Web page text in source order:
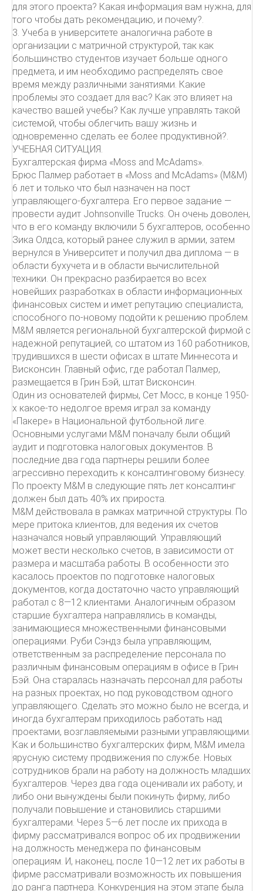
для этого проекта? Какая информация вам нужна, для
того чтобы дать рекомендацию, и почему?.
3. Учеба в университете аналогична работе в
организации с матричной структурой, так как
большинство студентов изучает больше одного
предмета, и им необходимо распределять свое
время между различными занятиями. Какие
проблемы это создает для вас? Как это влияет на
качество вашей учебы? Как лучше управлять такой
системой, чтобы облегчить вашу жизнь и
одновременно сделать ее более продуктивной?.
УЧЕБНАЯ СИТУАЦИЯ.
Бухгалтерская фирма «Moss and McAdams».
Брюс Палмер работает в «Moss and McAdams» (М&М)
6 лет и только что был назначен на пост
управляющего-бухгалтера. Его первое задание —
провести аудит Johnsonville Trucks. Он очень доволен,
что в его команду включили 5 бухгалтеров, особенно
Зика Олдса, который ранее служил в армии, затем
вернулся в Университет и получил два диплома — в
области бухучета и в области вычислительной
техники. Он прекрасно разбирается во всех
новейших разработках в области информационных
финансовых систем и имет репутацию специалиста,
способного по-новому подойти к решению проблем.
М&М является региональной бухгалтерской фирмой с
надежной репутацией, со штатом из 160 работников,
трудившихся в шести офисах в штате Миннесота и
Висконсин. Главный офис, где работал Палмер,
размещается в Грин Бэй, штат Висконсин.
Один из основателей фирмы, Сет Мосс, в конце 1950-
х какое-то недолгое время играл за команду
«Пакере» в Национальной футбольной лиге.
Основными услугами М&М поначалу были общий
аудит и подготовка налоговых документов. В
последние два года партнеры решили более
агрессивно переходить к консалтинговому бизнесу.
По проекту М&М в следующие пять лет консалтинг
должен был дать 40% их прироста.
М&М действовала в рамках матричной структуры. По
мере притока клиентов, для ведения их счетов
назначался новый управляющий. Управляющий
может вести несколько счетов, в зависимости от
размера и масштаба работы. В особенности это
касалось проектов по подготовке налоговых
документов, когда достаточно часто управляющий
работал с 8—12 клиентами. Аналогичным образом
старшие бухгалтера направлялись в команды,
занимающиеся множественными финансовыми
операциями. Руби Сэндз была управляющим,
ответственным за распределение персонала по
различным финансовым операциям в офисе в Грин
Бэй. Она старалась назначать персонал для работы
на разных проектах, но под руководством одного
управляющего. Сделать это можно было не всегда, и
иногда бухгалтерам приходилось работать над
проектами, возглавляемыми разными управляющими.
Как и большинство бухгалтерских фирм, М&М имела
ярусную систему продвижения по службе. Новых
сотрудников брали на работу на должность младших
бухгалтеров. Через два года оценивали их работу, и
либо они вынуждены были покинуть фирму, либо
получали повышение и становились старшими
бухгалтерами. Через 5—6 лет после их прихода в
фирму рассматривался вопрос об их продвижении
на должность менеджера по финансовым
операциям. И, наконец, после 10—12 лет их работы в
фирме рассматривали возможность их повышения
до ранга партнера. Конкуренция на этом этапе была